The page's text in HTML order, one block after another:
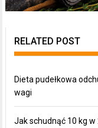
RELATED POST
Dieta pudełkowa
wagi
Jak schudnąć 10 kg